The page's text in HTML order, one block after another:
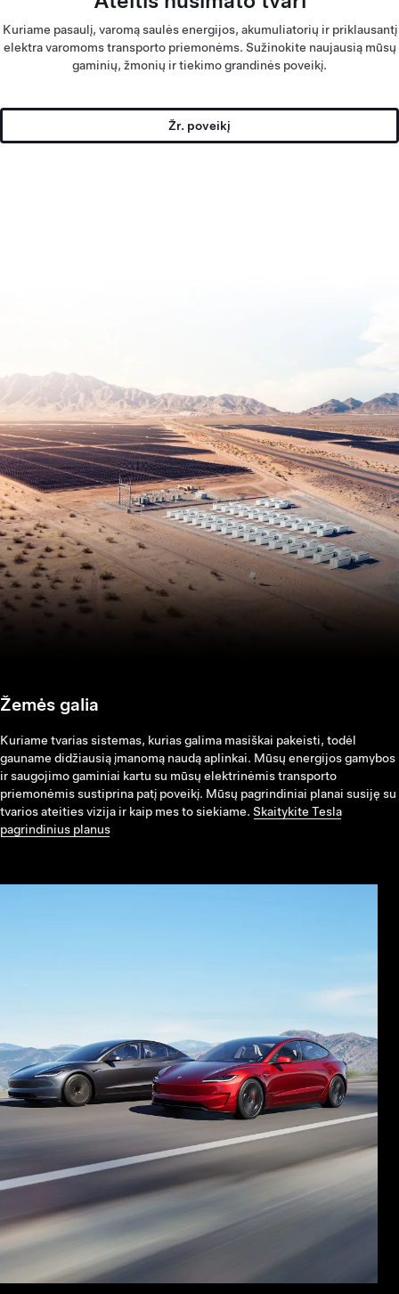
Kuriame pasaulį, varomą saulės energijos, akumuliatorių ir priklausantį
elektra varomoms transporto priemonėms. Sužinokite naujausią mūsų
gaminių, žmonių ir tiekimo grandinės poveikį.
Žr. poveikį
Kuriame tvarias sistemas, kurias galima masiškai pakeisti, todėl
gauname didžiausią įmanomą naudą aplinkai. Mūsų energijos gamybos
ir saugojimo gaminiai kartu su mūsų elektrinėmis transporto
priemonėmis sustiprina patį poveikį. Mūsų pagrindiniai planai susiję su
tvarios ateities vizija ir kaip mes to siekiame. Skaitykite Tesla
pagrindinius planus
Žemės galia